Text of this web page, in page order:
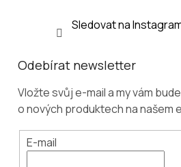
Sledovat na
Odebírat newsletter
Vložte svůj e-mail a my vám
o nových produktech na našem
E-mail